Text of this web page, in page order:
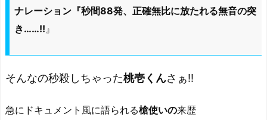
ナレーション『秒間88発、正確無比に放たれる無音の突
き……!!』
そんなの秒殺しちゃった桃壱くんさぁ!!
急にドキュメント風に語られる槍使いの来歴